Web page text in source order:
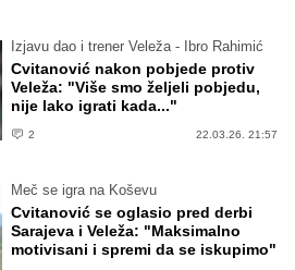
Izjavu dao i trener Veleža - Ibro Rahimić
Cvitanović nakon pobjede protiv
Veleža: "Više smo željeli pobjedu,
nije lako igrati kada..."
2 22.03.26. 21:57
Meč se igra na Koševu
Cvitanović se oglasio pred derbi
Sarajeva i Veleža: "Maksimalno
motivisani i spremi da se iskupimo"